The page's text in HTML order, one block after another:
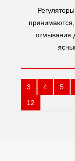
отмывания
3 4 5
12